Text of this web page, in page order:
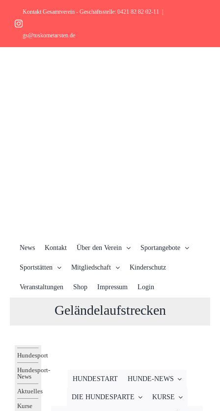
springen
Instagram
Kontakt Gesamtverein - Geschäftsstelle: 0421 82 82 02-11
gs@tuskometarsten.de
News Kontakt Über den Verein Sportangebote
Sportstätten Mitgliedschaft Kinderschutz
Veranstaltungen Shop Impressum Login
Geländelaufstrecken
HUNDESTART HUNDE-NEWS
DIE HUNDESPARTE KURSE
Hundesport
Hundesport-
News
Aktuelles
Kurse